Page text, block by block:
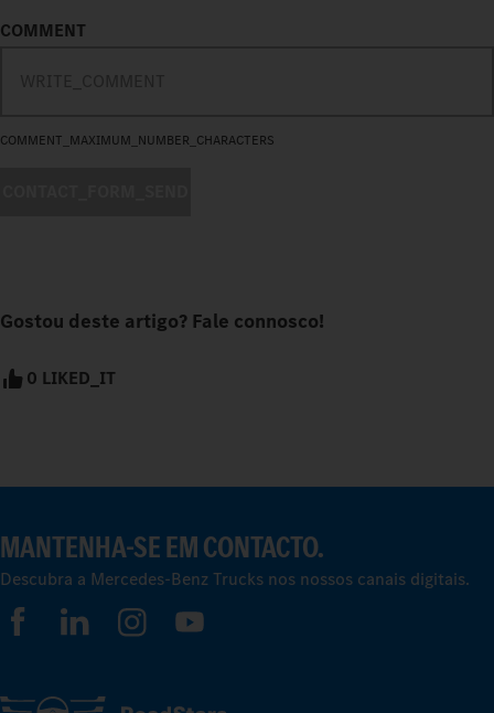
COMMENT
COMMENT_MAXIMUM_NUMBER_CHARACTERS
Gostou deste artigo? Fale connosco!
0 LIKED_IT
MANTENHA-SE EM CONTACTO.
Descubra a Mercedes-Benz Trucks nos nossos canais digitais.